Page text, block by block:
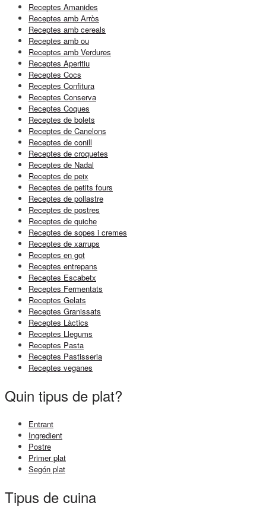
Receptes Amanides
Receptes amb Arròs
Receptes amb cereals
Receptes amb ou
Receptes amb Verdures
Receptes Aperitiu
Receptes Cocs
Receptes Confitura
Receptes Conserva
Receptes Coques
Receptes de bolets
Receptes de Canelons
Receptes de conill
Receptes de croquetes
Receptes de Nadal
Receptes de peix
Receptes de petits fours
Receptes de pollastre
Receptes de postres
Receptes de quiche
Receptes de sopes i cremes
Receptes de xarrups
Receptes en got
Receptes entrepans
Receptes Escabetx
Receptes Fermentats
Receptes Gelats
Receptes Granissats
Receptes Làctics
Receptes Llegums
Receptes Pasta
Receptes Pastisseria
Receptes veganes
Quin tipus de plat?
Entrant
Ingredient
Postre
Primer plat
Segón plat
Tipus de cuina